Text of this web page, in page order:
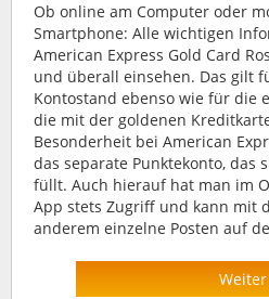
Ob online am Computer oder
Smartphone: Alle wichtigen
American Express Gold Card
und überall einsehen. Das gilt
Kontostand ebenso wie für die
die mit der goldenen
Besonderheit bei American
das separate Punktekonto, das
füllt. Auch hierauf hat man im
App stets Zugriff und kann mit
anderem einzelne Posten auf
Weiter